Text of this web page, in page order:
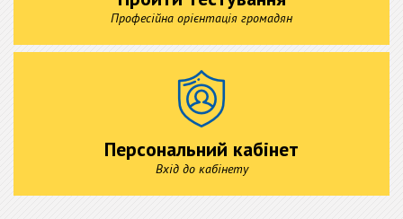
Професійна орієнтація громадян
Персональний кабінет
Вхід до кабінету